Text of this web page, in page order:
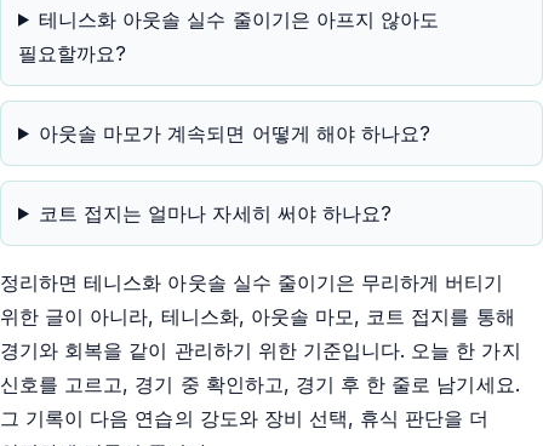
테니스화 아웃솔 실수 줄이기은 아프지 않아도
필요할까요?
아웃솔 마모가 계속되면 어떻게 해야 하나요?
코트 접지는 얼마나 자세히 써야 하나요?
정리하면 테니스화 아웃솔 실수 줄이기은 무리하게 버티기
위한 글이 아니라, 테니스화, 아웃솔 마모, 코트 접지를 통해
경기와 회복을 같이 관리하기 위한 기준입니다. 오늘 한 가지
신호를 고르고, 경기 중 확인하고, 경기 후 한 줄로 남기세요.
그 기록이 다음 연습의 강도와 장비 선택, 휴식 판단을 더